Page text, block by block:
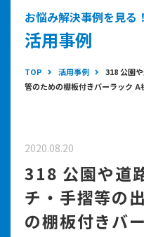
お悩み解決事例を見る！
活用事例
TOP 活用事例
318 公園
管のための棚板付きバーラック A
2020.08.20
318 公園や道
チ・手摺等の
の棚板付きバ